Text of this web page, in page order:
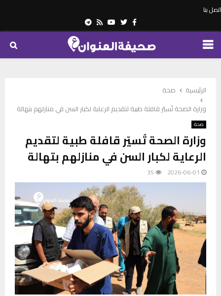
اتصل بنا
Facebook
Twitter
Youtube
Rss
Telegram
PRIMARY
الرئيسية
صحة
وزارة الصحة تُسيّر قافلة طبية لتقديم الرعاية لكبار السن في منازلهم بتهالة
صحة
وزارة الصحة تُسيّر قافلة طبية لتقديم
الرعاية لكبار السن في منازلهم بتهالة
2026-06-01
35